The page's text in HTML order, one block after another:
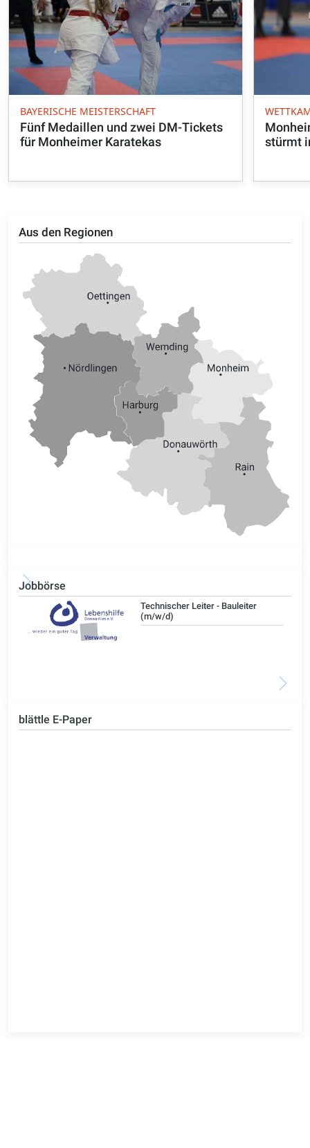
Aus den Regionen
Jobbörse
Technischer Leiter - Bauleiter
(m/w/d)
blättle E-Paper
BAYERISCHE MEISTERSCHAFT
Fünf Medaillen und zwei DM-Tickets
für Monheimer Karatekas
stürmt